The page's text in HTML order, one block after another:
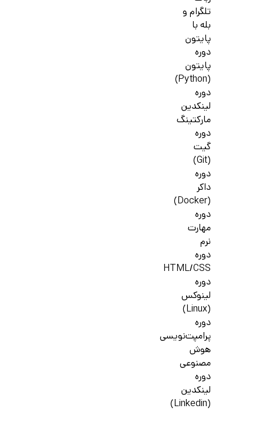
تلگرام و
بله با
پایتون
دوره
پایتون
(Python)
دوره
لینکدین
مارکتینگ
دوره
گیت
(Git)
دوره
داکر
(Docker)
دوره
مهارت
نرم
دوره
HTML/CSS
دوره
لینوکس
(Linux)
دوره
پرامپت‌نویسی
هوش
مصنوعی
دوره
لینکدین
(Linkedin)